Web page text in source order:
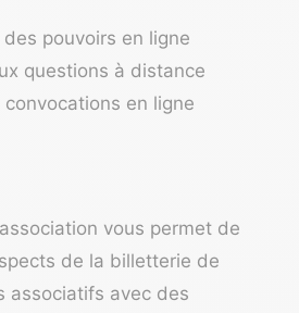
pouvoirs en ligne
questions à distance
convocations en ligne
vous permet de
de la billetterie de
associatifs avec des